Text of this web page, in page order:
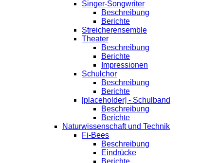
Singer-Songwriter
Beschreibung
Berichte
Streicherensemble
Theater
Beschreibung
Berichte
Impressionen
Schulchor
Beschreibung
Berichte
[placeholder] - Schulband
Beschreibung
Berichte
Naturwissenschaft und Technik
Fi-Bees
Beschreibung
Eindrücke
Berichte